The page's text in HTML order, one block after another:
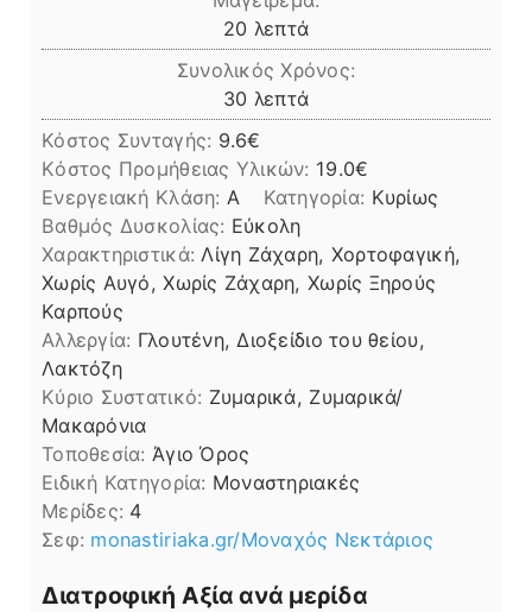
20 λεπτά
λεπτά
Συνολικός Χρόνος:
30 λεπτά
λεπτά
Κόστος Συνταγής: 9.6€
Kόστος Προμήθειας Υλικών: 19.0
Ενεργειακή Κλάση: A Κατηγορία: Κυρίως
Βαθμός Δυσκολίας: Εύκολη
Χαρακτηριστικά: Λίγη Ζάχαρη, Χορτοφαγική,
Χωρίς Αυγό, Χωρίς Ζάχαρη, Χωρίς Ξηρούς
Καρπούς
Αλλεργία: Γλουτένη, Διοξείδιο του θείου,
Λακτόζη
Kύριο Συστατικό: Ζυμαρικά, Ζυμαρικά/
Μακαρόνια
Τοποθεσία: Άγιο Όρος
Ειδική Κατηγορία: Μοναστηριακές
Μερίδες: 4
Σεφ: monastiriaka.gr/Μοναχός Νεκτάριος
Διατροφική Αξία ανά μερίδα